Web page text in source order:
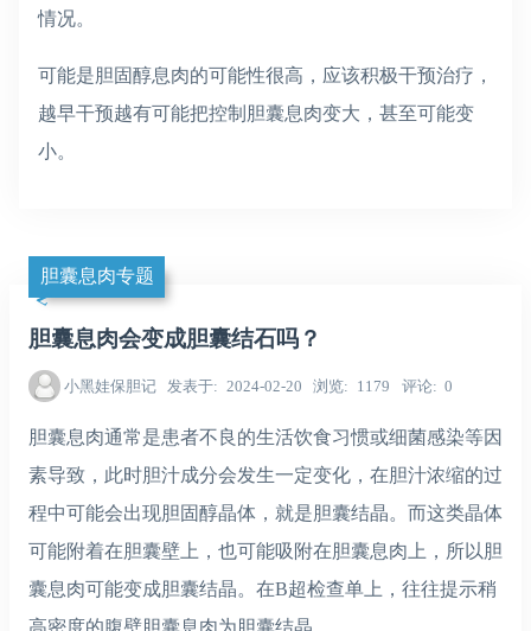
情况。
可能是胆固醇息肉的可能性很高，应该积极干预治疗，
越早干预越有可能把控制胆囊息肉变大，甚至可能变
小。
胆囊息肉专题
胆囊息肉会变成胆囊结石吗？
小黑娃保胆记 发表于 2024-02-20 浏览 1179 评论 0
胆囊息肉通常是患者不良的生活饮食习惯或细菌感染等因
素导致，此时胆汁成分会发生一定变化，在胆汁浓缩的过
程中可能会出现胆固醇晶体，就是胆囊结晶。而这类晶体
可能附着在胆囊壁上，也可能吸附在胆囊息肉上，所以胆
囊息肉可能变成胆囊结晶。在B超检查单上，往往提示稍